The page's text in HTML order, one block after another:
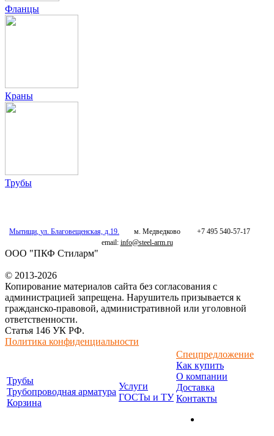
Фланцы
Краны
Трубы
Мытищи, ул. Благовещенская, д.19. м. Медведково
+7 495 540-57-17
email: info@steel-arm.ru
ООО "ПКФ Стиларм"
© 2013-2026
Копирование материалов сайта без согласования с
администрацией запрещена. Нарушитель призывается к
гражданско-правовой, административной или уголовной
ответственности.
Статья 146 УК РФ.
Политика конфиденциальности
Трубы
Трубопроводная арматура
Корзина
Услуги
ГОСТы и ТУ
Спецпредложение
Как купить
О компании
Доставка
Контакты